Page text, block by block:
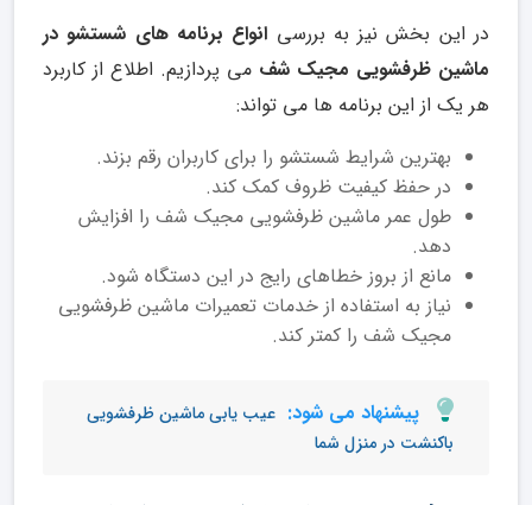
در این بخش نیز به بررسی انواع برنامه های شستشو در
ماشین ظرفشویی مجیک شف می پردازیم. اطلاع از کاربرد
هر یک از این برنامه ها می تواند:
بهترین شرایط شستشو را برای کاربران رقم بزند.
در حفظ کیفیت ظروف کمک کند.
طول عمر ماشین ظرفشویی مجیک شف را افزایش
دهد.
مانع از بروز خطاهای رایج در این دستگاه شود.
نیاز به استفاده از خدمات تعمیرات ماشین ظرفشویی
مجیک شف را کمتر کند.
پیشنهاد می شود: عیب یابی ماشین ظرفشویی
باکنشت در منزل شما